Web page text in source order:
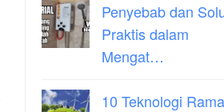
Penyebab dan
Praktis dalam
Mengat…
10 Teknologi